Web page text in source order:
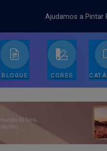
Ajudamos a Pintar
BLOGUE CORES